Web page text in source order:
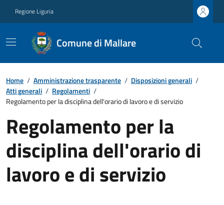
Regione Liguria
Comune di Mallare
Home / Amministrazione trasparente / Disposizioni generali /
Atti generali / Regolamenti /
Regolamento per la disciplina dell'orario di lavoro e di servizio
Regolamento per la
disciplina dell'orario di
lavoro e di servizio